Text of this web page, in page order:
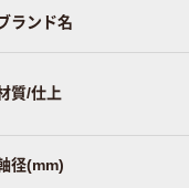
ランド名
質/仕上
径(mm)